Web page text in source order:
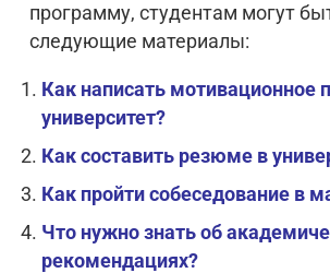
программу, студентам могут
следующие материалы:
Как написать мотивационное
университет?
Как составить резюме в
Как пройти собеседование в
Что нужно знать об
рекомендациях?